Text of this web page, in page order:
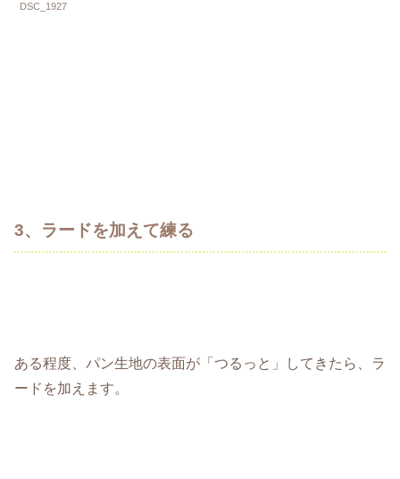
DSC_1927
3、ラードを加えて練る
ある程度、パン生地の表面が「つるっと」してきたら、ラ
ードを加えます。